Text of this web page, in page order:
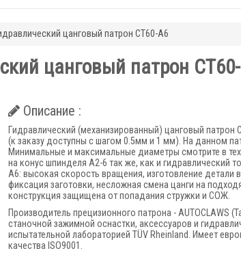
цанговый патрон CT60-A6
цанговый патрон
Описание :
Гидравлический (механизированный) цанговый
(к заказу доступны с шагом 0.5мм и 1 мм). На данном
Минимальные и максимальные диаметры смотрите в
на конус шпинделя А2-6 так же, как и гидравлический
A6: высокая скорость вращения, изготовление
фиксация заготовки, несложная смена цанги на
конструкция защищена от попадания стружки и СОЖ.
Производитель прецизионного патрона - AUTOCLAWS
станочной зажимной оснастки, аксессуаров и
испытательной лабораторией TÜV Rheinland. Имеет
качества ISO9001.